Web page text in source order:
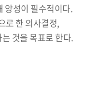
양성이 필수적이다.
로 한 의사결정,
것을 목표로 한다.